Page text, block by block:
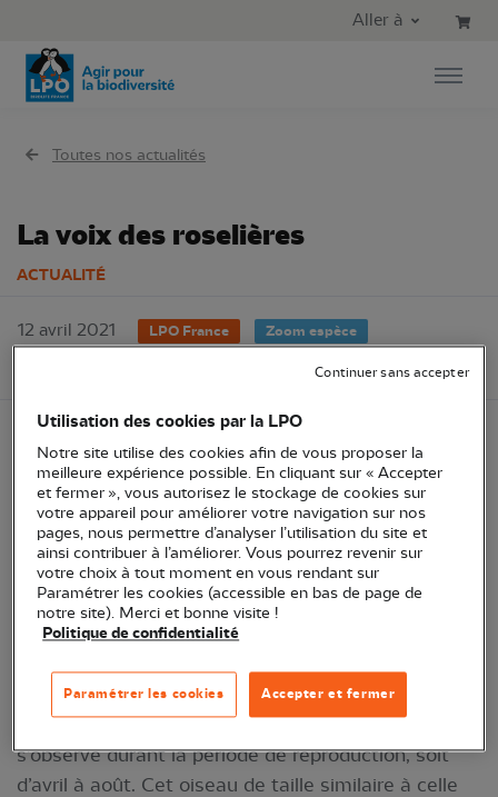
Aller au menu principal
Aller à
Toutes nos actualités
La voix des roselières
ACTUALITÉ
12 avril 2021 LPO France
Zoom espèce
Rousserolle © François Granja
Migrateur au long cours, la Rousserolle turdoïde
s’observe durant la période de reproduction, soit
d’avril à août. Cet oiseau de taille similaire à celle
Utilisation des cookies par la LPO
Notre site utilise des cookies afin de vous proposer la
meilleure expérience possible. En cliquant sur « Accepter
et fermer », vous autorisez le stockage de cookies sur
votre appareil pour améliorer votre navigation sur nos
pages, nous permettre d’analyser l’utilisation du site et
ainsi contribuer à l’améliorer. Vous pourrez revenir sur
votre choix à tout moment en vous rendant sur
Paramétrer les cookies (accessible en bas de page de
notre site). Merci et bonne visite !
Politique de confidentialité
Accepter et fermer
Paramétrer les cookies
Continuer sans accepter